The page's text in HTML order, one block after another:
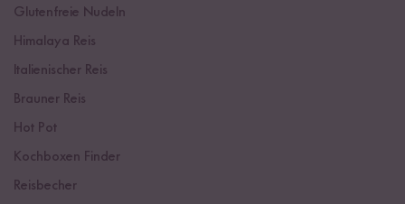
Glutenfreie Nudeln
Himalaya Reis
Italienischer Reis
Brauner Reis
Hot Pot
Kochboxen Finder
Reisbecher